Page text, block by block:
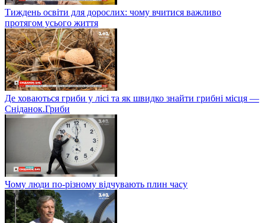
Тиждень освіти для дорослих: чому вчитися важливо
протягом усього життя
Де ховаються гриби у лісі та як швидко знайти грибні місця —
Сніданок.Гриби
Чому люди по-різному відчувають плин часу